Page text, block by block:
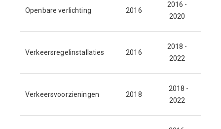
Openbare verlichting 2016
2016 -
2020
Verkeersregelinstallaties 2016
2018 -
2022
Verkeersvoorzieningen 2018
2018 -
2022